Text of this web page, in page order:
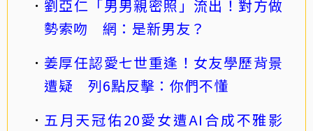
劉亞仁「男男親密照」流出！對方做
勢索吻 網：是新男友？
姜厚任認愛七世重逢！女友學歷背景
遭疑 列6點反擊：你們不懂
五月天冠佑20愛女遭AI合成不雅影